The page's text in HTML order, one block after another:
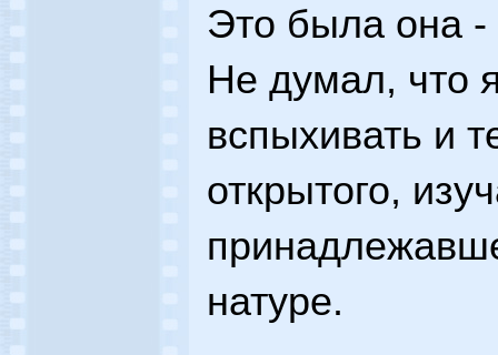
Это была она
Не думал, что
вспыхивать и
открытого,
натуре.